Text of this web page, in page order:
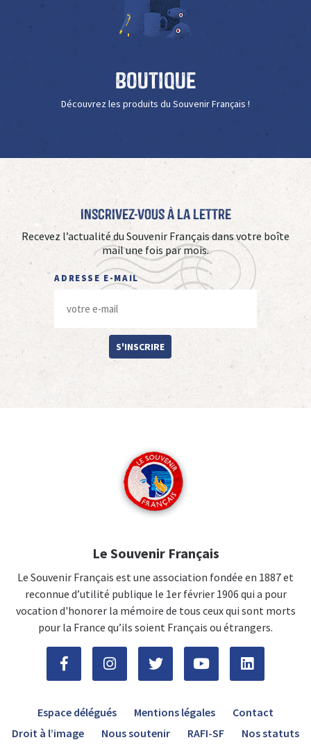
Boutique
Découvrez les produits du Souvenir Français !
Inscrivez-vous à La Lettre
Recevez l’actualité du Souvenir Français dans votre boîte
mail une fois par mois.
ADRESSE E-MAIL
S'INSCRIRE
Le Souvenir Français
Le Souvenir Français est une association fondée en 1887 et
reconnue d’utilité publique le 1er février 1906 qui a pour
vocation d'honorer la mémoire de tous ceux qui sont morts
pour la France qu’ils soient Français ou étrangers.
Espace délégués Mentions légales
Contact
Droit à l’image
Nous soutenir RAFI-SF Nos statuts